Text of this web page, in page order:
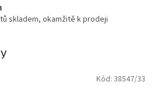
skladem, okamžitě k prodeji
Kód: 38547/33